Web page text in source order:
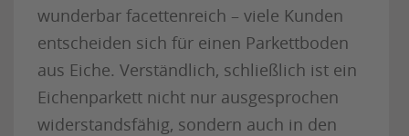
wunderbar facettenreich – viele Kunden
entscheiden sich für einen Parkettboden
aus Eiche. Verständlich, schließlich ist ein
Eichenparkett nicht nur ausgesprochen
widerstandsfähig, sondern auch in den